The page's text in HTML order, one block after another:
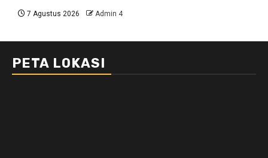
7 Agustus 2026 Admin 4
PETA LOKASI